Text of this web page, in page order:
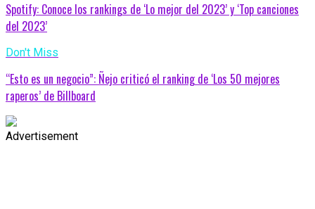
Spotify: Conoce los rankings de ‘Lo mejor del 2023’ y ‘Top canciones
del 2023’
Don't Miss
“Esto es un negocio”: Ñejo criticó el ranking de ‘Los 50 mejores
raperos’ de Billboard
Advertisement